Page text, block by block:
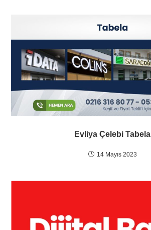
Evliya Çelebi Tabela
14 Mayıs 2023